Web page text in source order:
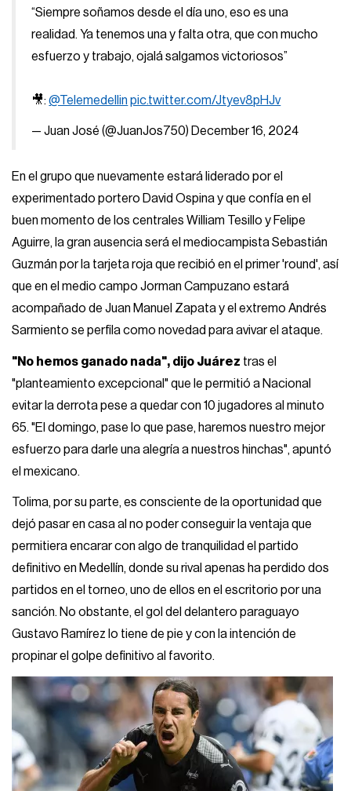
“Siempre soñamos desde el día uno, eso es una
realidad. Ya tenemos una y falta otra, que con mucho
esfuerzo y trabajo, ojalá salgamos victoriosos”
🎥:@Telemedellin pic.twitter.com/Jtyev8pHJv
— Juan José (@JuanJos750) December 16, 2024
En el grupo que nuevamente estará liderado por el
experimentado portero David Ospina y que confía en el
buen momento de los centrales William Tesillo y Felipe
Aguirre, la gran ausencia será el mediocampista Sebastián
Guzmán por la tarjeta roja que recibió en el primer 'round', así
que en el medio campo Jorman Campuzano estará
acompañado de Juan Manuel Zapata y el extremo Andrés
Sarmiento se perfila como novedad para avivar el ataque.
"No hemos ganado nada", dijo Juárez tras el
"planteamiento excepcional" que le permitió a Nacional
evitar la derrota pese a quedar con 10 jugadores al minuto
65. "El domingo, pase lo que pase, haremos nuestro mejor
esfuerzo para darle una alegría a nuestros hinchas", apuntó
el mexicano.
Tolima, por su parte, es consciente de la oportunidad que
dejó pasar en casa al no poder conseguir la ventaja que
permitiera encarar con algo de tranquilidad el partido
definitivo en Medellín, donde su rival apenas ha perdido dos
partidos en el torneo, uno de ellos en el escritorio por una
sanción. No obstante, el gol del delantero paraguayo
Gustavo Ramírez lo tiene de pie y con la intención de
propinar el golpe definitivo al favorito.